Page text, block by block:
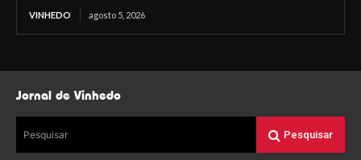
VINHEDO agosto 5, 2026
Jornal de Vinhedo
Pesquisar Pesquisar